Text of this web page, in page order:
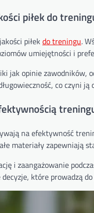
piłek do
piłek do treningu.
umiejętności i
jak opinie zawodników,
co czyni
na efektywność
materiały zapewniają
i zaangażowanie
które prowadzą